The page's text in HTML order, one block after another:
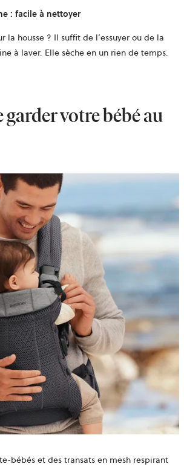
: facile à nettoyer
la housse ? Il suffit de l’essuyer ou de la
à laver. Elle sèche en un rien de temps.
garder votre bébé au
bébés et des transats en mesh respirant